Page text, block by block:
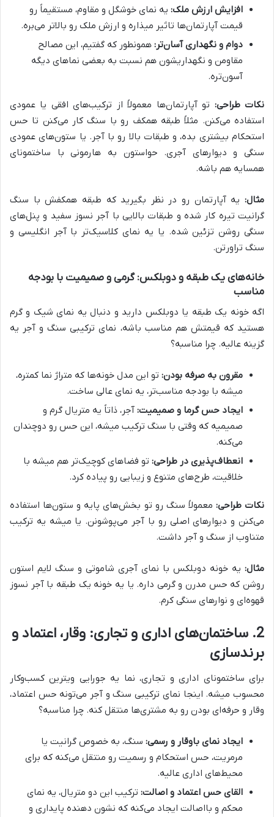
افزایش ارزش ملک: یه نمای خوشگل و مقاوم، مستقیماً رو
قیمت آپارتمان‌ها تاثیر میذاره و ارزش ملک رو بالاتر می‌بره.
دوام و نگهداری آسان‌تر: همونطور که گفتیم، این مصالح
مقاومن و نگهداریشون هم نسبت به بعضی نماهای دیگه
آسون‌تره.
نکات طراحی: تو آپارتمان‌ها معمولاً از ترکیب‌های افقی یا عمودی
استفاده می‌کنن. مثلاً طبقه همکف رو با سنگ کار می‌کنن تا حس
استحکام بیشتری بده، و طبقات بالا رو با آجر. یا ستون‌های عمودی
سنگی و دیوارهای آجری. حواستون به هارمونی با ساختمونای
همسایه هم باشه.
مثال: یه آپارتمان رو در نظر بگیرید که طبقه همکفش با سنگ
گرانیت تیره کار شده و طبقات بالایی با آجر نسوز سفید و پنل‌های
سنگی روشن تزئین شده. یا یه نمای کلاسیک‌تر با آجر انگلیسی و
سنگ تراورتن.
خانه‌های یک طبقه و دوبلکس: گرمی و صمیمیت با بودجه
مناسب
اگه خونه یک طبقه یا دوبلکس دارید و دنبال یه نمای شیک و گرم
هستید که قیمتش هم مناسب باشه، نمای ترکیبی سنگ و آجر یه
گزینه عالیه. چرا مناسبه؟
مقرون به صرفه بودن: تو این مدل خونه‌ها که متراژ نما کمتره،
میشه با بودجه مناسب‌تر، یه نمای عالی ساخت.
ایجاد حس گرما و صمیمیت: آجر، ذاتاً یه متریال گرم و
صمیمیه که وقتی با سنگ ترکیب میشه، این حس رو دوچندان
می‌کنه.
انعطاف‌پذیری در طراحی: تو فضاهای کوچیک‌تر هم میشه با
خلاقیت، طرح‌های متنوع و زیبایی رو پیاده کرد.
نکات طراحی: معمولاً سنگ رو تو بخش‌های پایه و ستون‌ها استفاده
می‌کنن و دیوارهای اصلی رو با آجر می‌پوشونن. یا میشه یه ترکیب
متناوب از سنگ و آجر داشت.
مثال: یه خونه دوبلکس با نمای آجری شاموتی و سنگ لایم استون
روشن که حس مدرن و گرمی داره. یا یه خونه یک طبقه با آجر نسوز
قهوه‌ای و نوارهای سنگی کرم.
2. ساختمان‌های اداری و تجاری: وقار، اعتماد و
برندسازی
برای ساختمونای اداری و تجاری، نما یه جورایی ویترین کسب‌وکار
محسوب میشه. اینجا نمای ترکیبی سنگ و آجر می‌تونه حس اعتماد،
وقار و حرفه‌ای بودن رو به مشتری‌ها منتقل کنه. چرا مناسبه؟
ایجاد نمای باوقار و رسمی: سنگ، به خصوص گرانیت یا
مرمریت، حس استحکام و رسمیت رو منتقل می‌کنه که برای
محیط‌های اداری عالیه.
القای حس اعتماد و اصالت: ترکیب این دو متریال، یه نمای
محکم و بااصالت ایجاد می‌کنه که نشون دهنده پایداری و